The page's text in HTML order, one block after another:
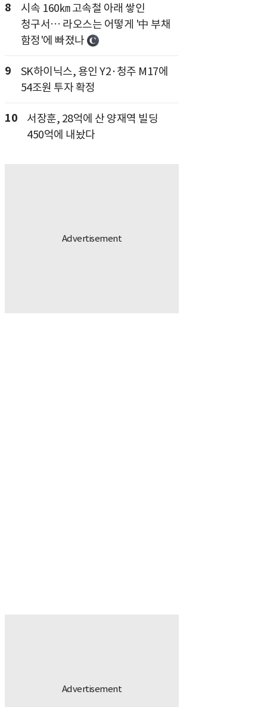
8
시속 160㎞ 고속철 아래 쌓인
청구서… 라오스는 어떻게 '中 부채
함정'에 빠졌나
9
SK하이닉스, 용인 Y2·청주 M17에
54조원 투자 확정
10
서장훈, 28억에 산 양재역 빌딩
450억에 내놨다